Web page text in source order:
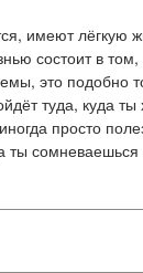
имеют лёгкую
состоит в
это подобно
туда, куда
просто